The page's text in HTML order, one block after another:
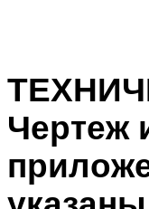
Чертеж